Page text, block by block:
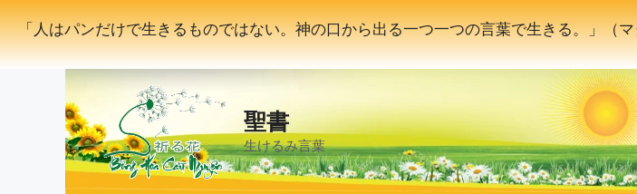
コ
ン
テ
「人はパンだけで生きるものではない。神の口から出る一つ一つの言葉で生きる。」（
聖書
生けるみ言葉